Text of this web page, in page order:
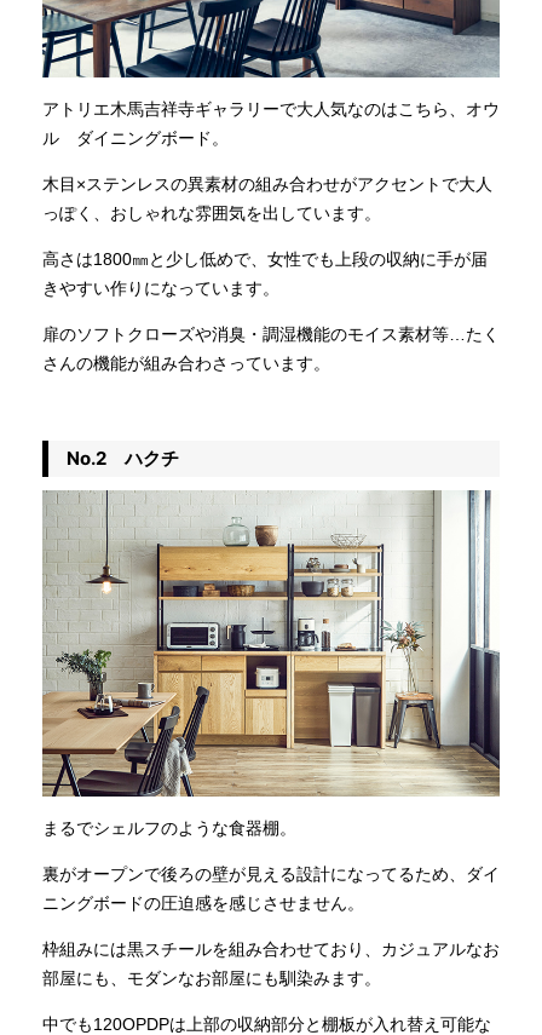
アトリエ木馬吉祥寺ギャラリーで大人気なのはこちら、オウ
ル ダイニングボード。
木目×ステンレスの異素材の組み合わせがアクセントで大人
っぽく、おしゃれな雰囲気を出しています。
高さは1800㎜と少し低めで、女性でも上段の収納に手が届
きやすい作りになっています。
扉のソフトクローズや消臭・調湿機能のモイス素材等…たく
さんの機能が組み合わさっています。
No.2 ハクチ
まるでシェルフのような食器棚。
裏がオープンで後ろの壁が見える設計になってるため、ダイ
ニングボードの圧迫感を感じさせません。
枠組みには黒スチールを組み合わせており、カジュアルなお
部屋にも、モダンなお部屋にも馴染みます。
中でも120OPDPは上部の収納部分と棚板が入れ替え可能な